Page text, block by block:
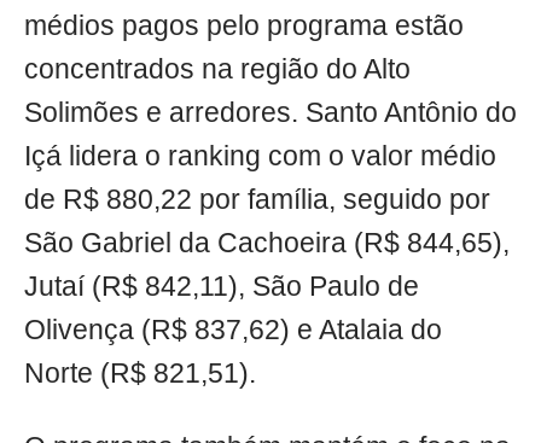
médios pagos pelo programa estão
concentrados na região do Alto
Solimões e arredores. Santo Antônio do
Içá lidera o ranking com o valor médio
de R$ 880,22 por família, seguido por
São Gabriel da Cachoeira (R$ 844,65),
Jutaí (R$ 842,11), São Paulo de
Olivença (R$ 837,62) e Atalaia do
Norte (R$ 821,51).